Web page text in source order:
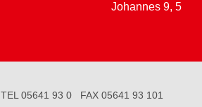
Johannes 9, 5
TEL 05641 93 0 FAX 05641 93 101